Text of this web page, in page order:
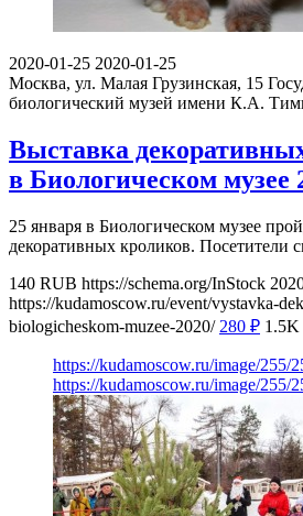
2020-01-25 2020-01-25
Москва, ул. Малая Грузинская, 15
биологический музей имени К.А.
Выставка
в Биологическом музее
25 января в Биологическом музее
декоративных кроликов. Посетители
140 RUB https://schema.org/InStock
https://kudamoscow.ru/event/vystavka-
biologicheskom-muzee-2020/ 280 ₽ 1.5K
https://kudamoscow.ru/image/255/
https://kudamoscow.ru/image/255/